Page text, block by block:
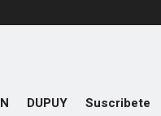
DUPUY Suscribete